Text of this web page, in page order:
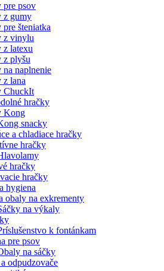
pre psov
z gumy
šteniatka
z vinylu
z latexu
z plyšu
na naplnenie
z lana
ChuckIt
hračky
Kong
snacky
a chladiace hračky
hračky
hračky
hračky
hygiena
obaly na exkrementy
na výkaly
k fontánkam
pre psov
na sáčky
odpudzovače